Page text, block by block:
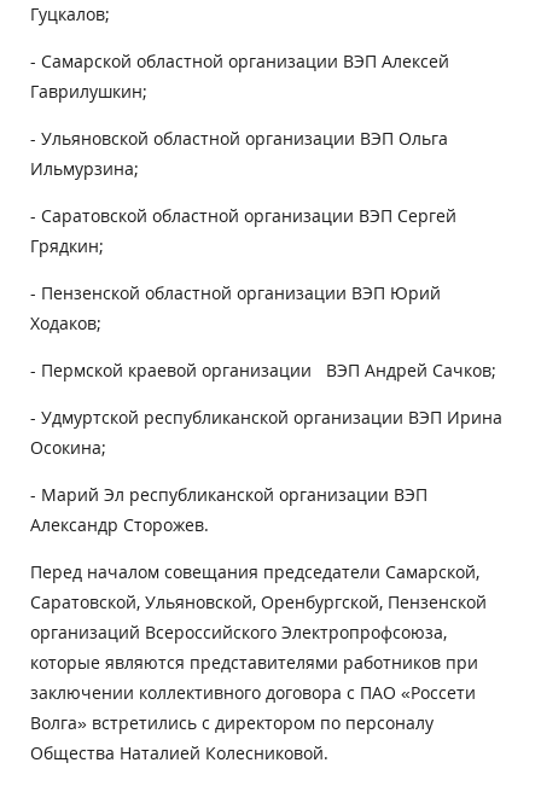
Гуцкалов;
- Самарской областной организации ВЭП Алексей
Гаврилушкин;
- Ульяновской областной организации ВЭП Ольга
Ильмурзина;
- Саратовской областной организации ВЭП Сергей
Грядкин;
- Пензенской областной организации ВЭП Юрий
Ходаков;
- Пермской краевой организации ВЭП Андрей Сачков;
- Удмуртской республиканской организации ВЭП Ирина
Осокина;
- Марий Эл республиканской организации ВЭП
Александр Сторожев.
Перед началом совещания председатели Самарской,
Саратовской, Ульяновской, Оренбургской, Пензенской
организаций Всероссийского Электропрофсоюза,
которые являются представителями работников при
заключении коллективного договора с ПАО «Россети
Волга» встретились с директором по персоналу
Общества Наталией Колесниковой.